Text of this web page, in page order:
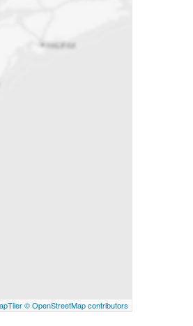
© OpenStreetMap contributors